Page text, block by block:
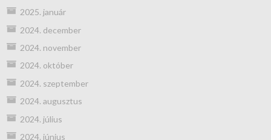
2025. január
2024. december
2024. november
2024. október
2024. szeptember
2024. augusztus
2024. július
2024. június